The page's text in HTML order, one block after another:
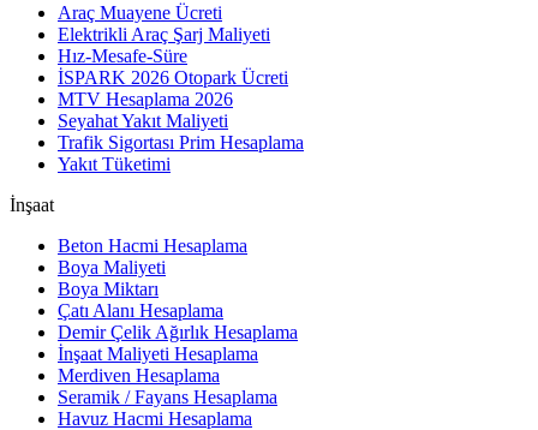
Araç Muayene Ücreti
Elektrikli Araç Şarj Maliyeti
Hız-Mesafe-Süre
İSPARK 2026 Otopark Ücreti
MTV Hesaplama 2026
Seyahat Yakıt Maliyeti
Trafik Sigortası Prim Hesaplama
Yakıt Tüketimi
İnşaat
Beton Hacmi Hesaplama
Boya Maliyeti
Boya Miktarı
Çatı Alanı Hesaplama
Demir Çelik Ağırlık Hesaplama
İnşaat Maliyeti Hesaplama
Merdiven Hesaplama
Seramik / Fayans Hesaplama
Havuz Hacmi Hesaplama